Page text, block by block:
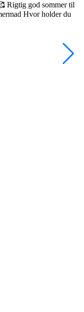
Rigtig god sommer til
Hvor holder du